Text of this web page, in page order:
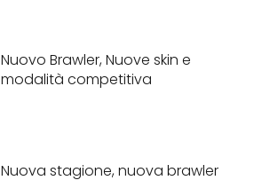
Nuovo Brawler, Nuove skin e
modalità competitiva
Nuova stagione, nuova brawler